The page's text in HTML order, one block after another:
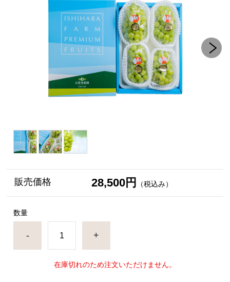
販売価格 28,500円 （税込み）
数量
- +
在庫切れのため注文いただけません。